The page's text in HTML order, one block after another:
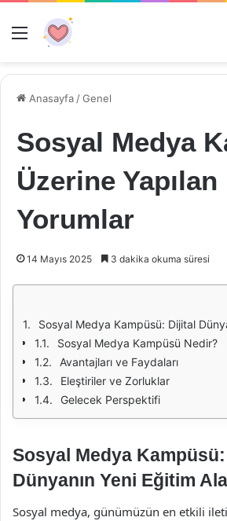
Menü
Anasayfa /Genel
Sosyal Medya
Üzerine Yapılan
Yorumlar
14 Mayıs 2025 3 dakika okuma süresi
Sosyal Medya Kampüsü: Dijital
Sosyal Medya Kampüsü Nedir?
Avantajları ve Faydaları
Eleştiriler ve Zorluklar
Gelecek Perspektifi
Sosyal Medya
Dünyanın Yeni Eğitim
Sosyal medya, günümüzün en etkili